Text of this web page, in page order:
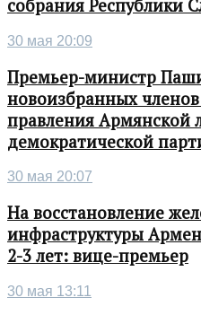
собрания Республики
30 мая 20:09
Премьер-министр
новоизбранных
правления Армянской
демократической
30 мая 20:07
На восстановление
инфраструктуры
2-3 лет: вице-премьер
30 мая 13:11